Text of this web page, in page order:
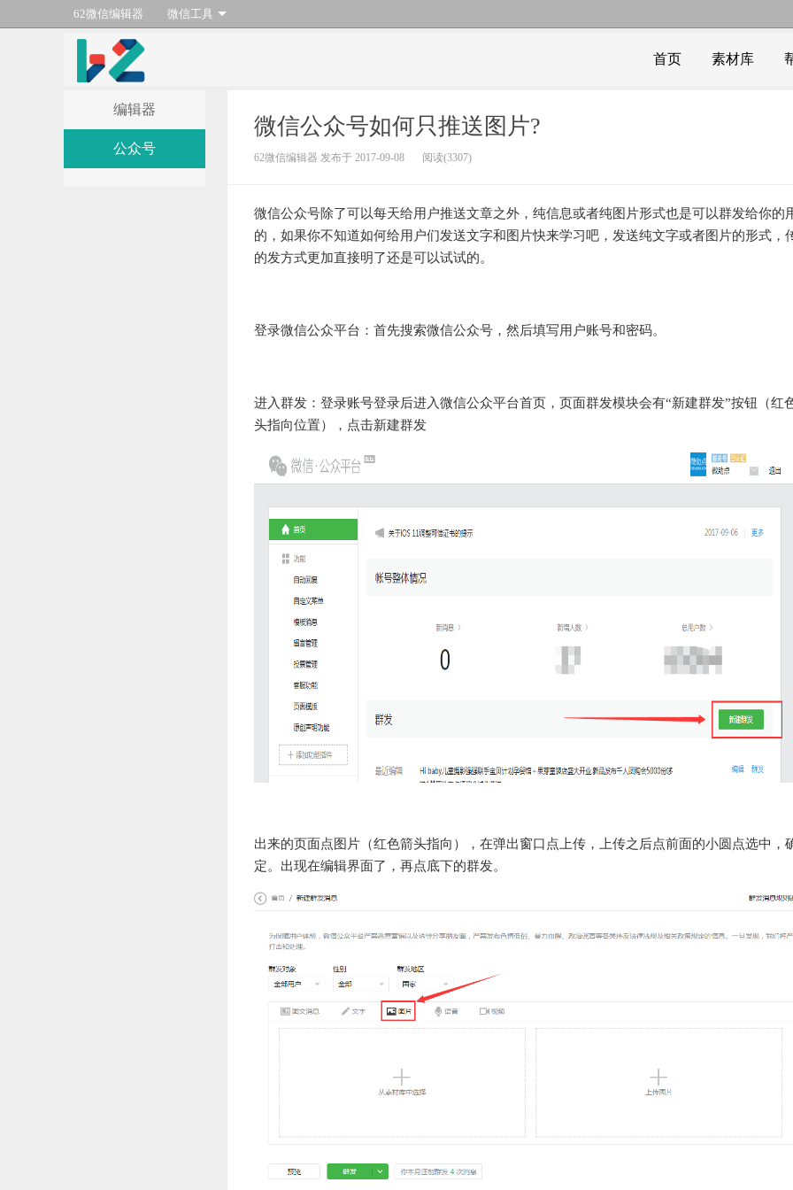
62微信编辑器 微信工具
首页 素材库
编辑器
公众号
微信公众号如何只推送图片?
62微信编辑器 发布于 2017-09-08 阅读(3307)
微信公众号除了可以每天给用户推送文章之外，纯信息或者纯图片形式也是可以群发给你的
的，如果你不知道如何给用户们发送文字和图片快来学习吧，发送纯文字或者图片的形式，
的发方式更加直接明了还是可以试试的。
登录微信公众平台：首先搜索微信公众号，然后填写用户账号和密码。
进入群发：登录账号登录后进入微信公众平台首页，页面群发模块会有“新建群发”按钮（红
头指向位置），点击新建群发
出来的页面点图片（红色箭头指向），在弹出窗口点上传，上传之后点前面的小圆点选中，
定。出现在编辑界面了，再点底下的群发。